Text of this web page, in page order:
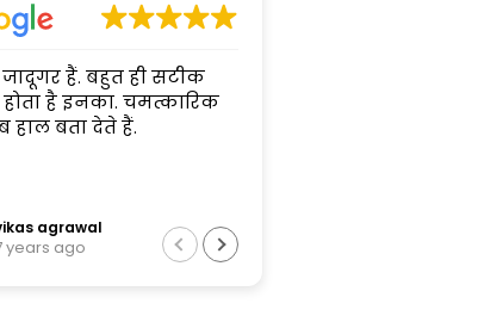
जादूगर हैं. बहुत ही सटीक
है इनका. चमत्कारिक
बता देते हैं.
agrawal
years ago